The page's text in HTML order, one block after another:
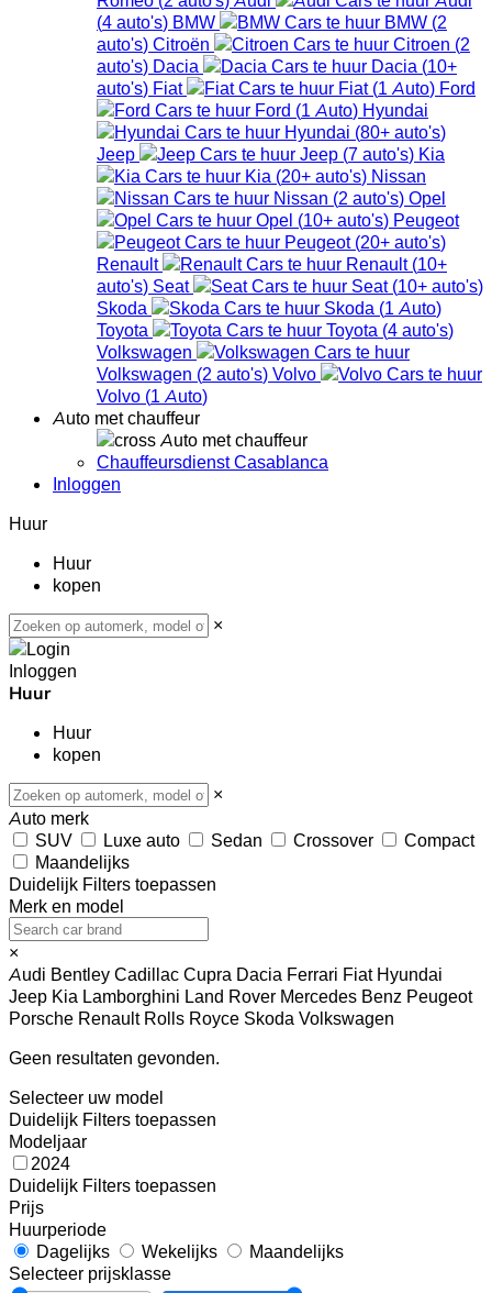
(4 auto's) BMW BMW (2
auto's) Citroën Citroen (2
auto's) Dacia Dacia (10+
auto's) Fiat Fiat (1 Auto) Ford
Ford (1 Auto) Hyundai
Hyundai (80+ auto's)
Jeep
Jeep (7 auto's) Kia
Kia (20+ auto's) Nissan
Nissan (2 auto's) Opel
Opel (10+ auto's) Peugeot
Peugeot (20+ auto's)
Renault
Renault (10+
auto's) Seat Seat (10+ auto's)
Skoda
Skoda (1 Auto)
Toyota
Toyota (4 auto's)
Volkswagen
Volkswagen (2 auto's) Volvo
Volvo (1 Auto)
Auto met chauffeur
Auto met chauffeur
Chauffeursdienst Casablanca
Inloggen
Huur
Huur
kopen
×
Inloggen
Huur
Huur
kopen
×
Auto merk
SUV
Luxe auto Sedan Crossover
Compact
Maandelijks
Duidelijk Filters toepassen
Merk en model
×
Audi Bentley Cadillac Cupra Dacia Ferrari Fiat Hyundai
Jeep Kia Lamborghini Land Rover Mercedes Benz Peugeot
Porsche Renault Rolls Royce Skoda Volkswagen
Geen resultaten gevonden.
Selecteer uw model
Duidelijk Filters toepassen
Modeljaar
2024
Duidelijk Filters toepassen
Prijs
Huurperiode
Dagelijks
Wekelijks
Maandelijks
Selecteer prijsklasse